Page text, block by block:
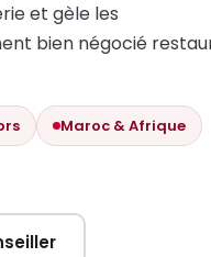
et gèle les
bien négocié
Maroc & Afrique